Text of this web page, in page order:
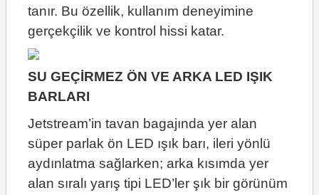
tanır. Bu özellik, kullanım deneyimine
gerçekçilik ve kontrol hissi katar.
SU GEÇİRMEZ ÖN VE ARKA LED IŞIK
BARLARI
Jetstream’in tavan bagajında yer alan
süper parlak ön LED ışık barı, ileri yönlü
aydınlatma sağlarken; arka kısımda yer
alan sıralı yarış tipi LED’ler şık bir görünüm